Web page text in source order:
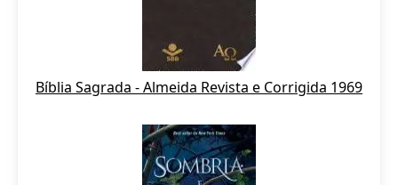
Bíblia Sagrada - Almeida Revista e Corrigida 1969